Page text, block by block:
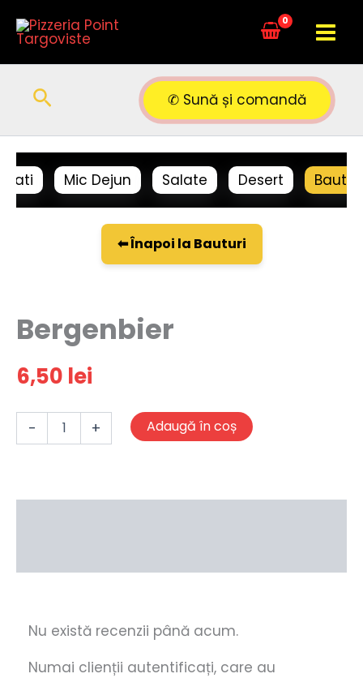
Search ✆ Sună și comandă
Mic Dejun Salate Desert Bauturi
⬅ Înapoi la Bauturi
Bergenbier
6,50 lei
-
Cantitate
Bergenbier
+ Adaugă în coș
Nu există recenzii până acum.
Numai clienții autentificați, care au